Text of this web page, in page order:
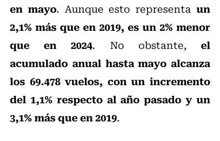
en mayo. Aunque esto representaun
2,1% más que en 2019, es un 2% menor
que en 2024. No obstante,el
acumulado anual hasta mayo alcanza
los 69.478 vuelos, con un incremento
del 1,1% respecto al año pasado y un
3,1% más que en 2019.